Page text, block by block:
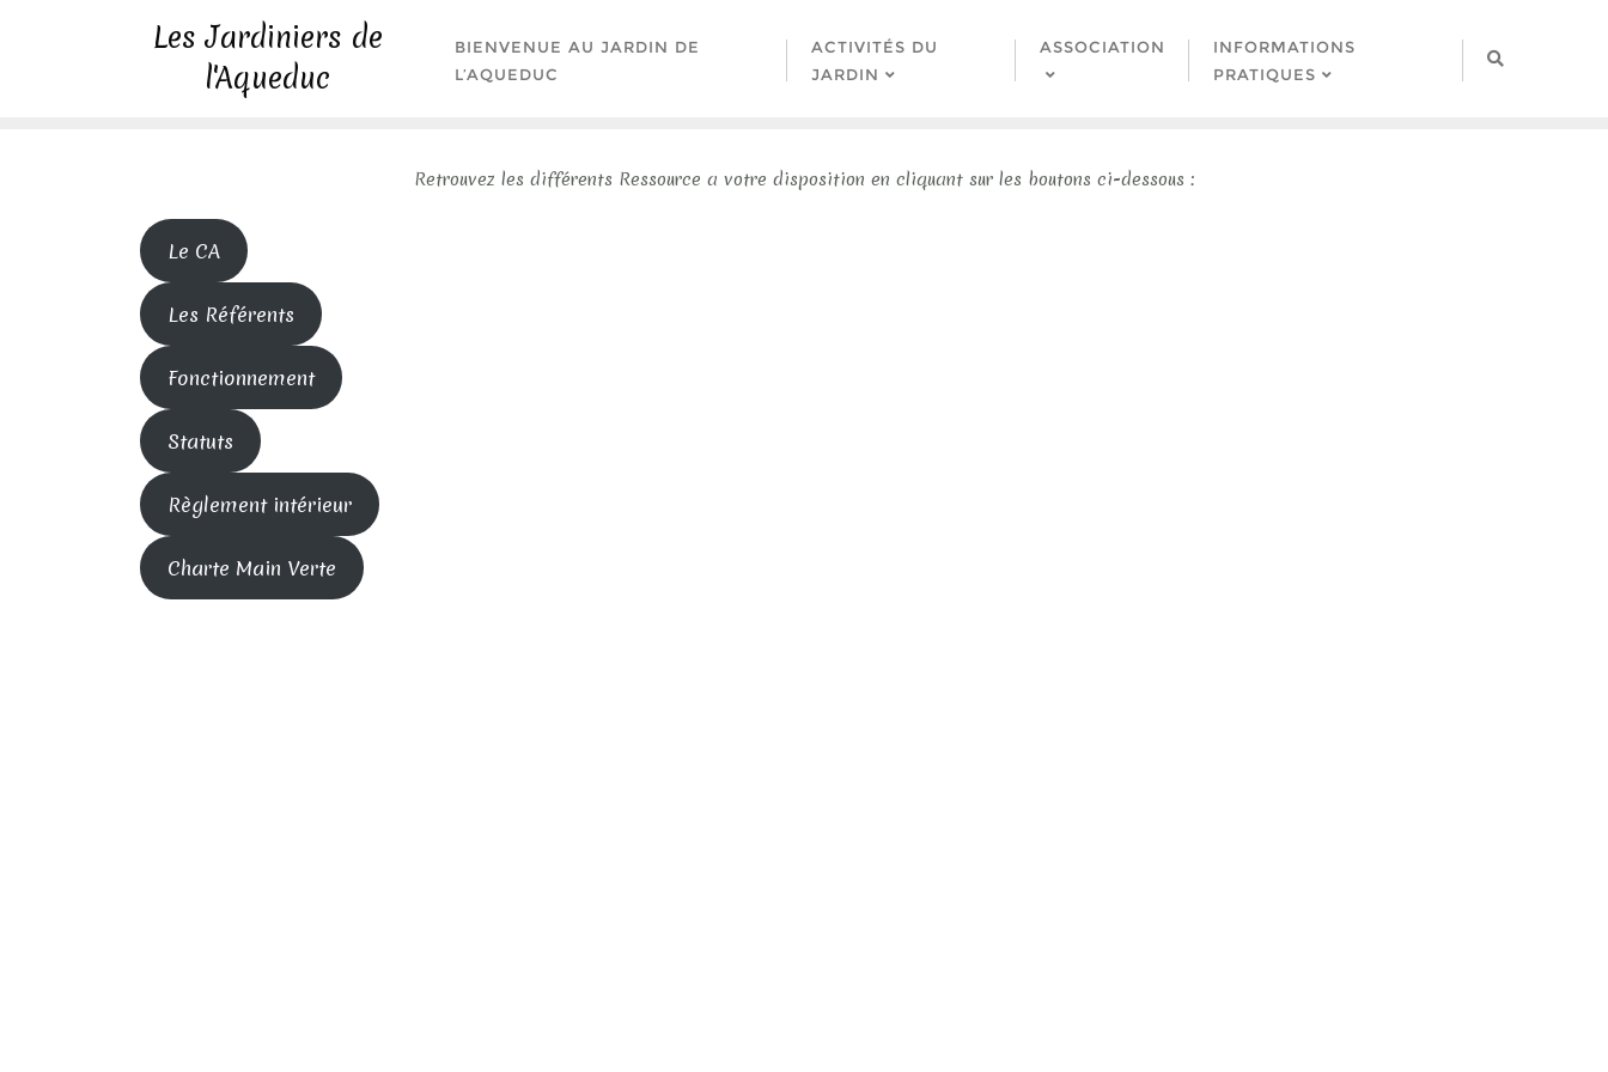
Les Jardiniers de
l'Aqueduc
BIENVENUE AU JARDIN DE
L’AQUEDUC
ACTIVITÉS DU
JARDIN
ASSOCIATION
INFORMATIONS
PRATIQUES
Retrouvez les différents Ressource a votre disposition en cliquant sur les boutons ci-dessous :
Le CA
Les Référents
Fonctionnement
Statuts
Règlement intérieur
Charte Main Verte